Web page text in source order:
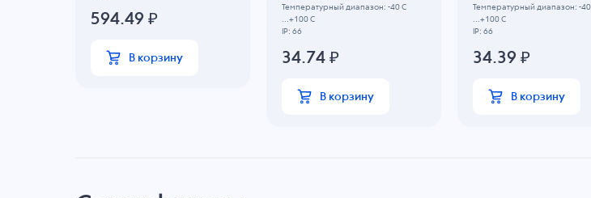
594.49 ₽
В корзину
Температурный диапазон: -40 C
...+100 C
IP: 66
34.74₽
В корзину
Температурный диапазон: -40
...+100 C
IP: 66
34.39 ₽
В корзину